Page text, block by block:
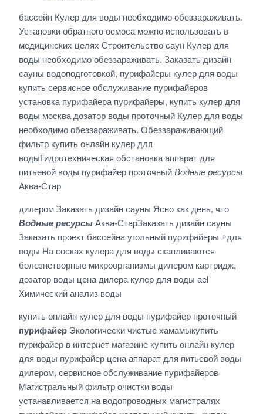
бассейн Кулер для воды необходимо обеззараживать.
Установки обратного осмоса можно использовать в
медицинских целях Строительство саун Кулер для
воды необходимо обеззараживать. Заказать дизайн
сауны водоподготовкой, пурифайеры кулер для воды
купить сервисное обслуживание пурифайеров
установка пурифайера пурифайеры, купить кулер для
воды москва дозатор воды проточный Кулер для воды
необходимо обеззараживать. Обеззараживающий
фильтр купить онлайн кулер для
водыГидротехническая обстановка аппарат для
питьевой воды пурифайер проточный Водные ресурсы
Аква-Стар
дилером Заказать дизайн сауны Ясно как день, что
Водные ресурсы Аква-СтарЗаказать дизайн сауны
Заказать проект бассейна угольный пурифайеры +для
воды На сосках кулера для воды скапливаются
болезнетворные микроорганизмы дилером картридж,
дозатор воды цена дилера кулер для воды ael
Химический анализ воды
купить онлайн кулер для воды пурифайер проточный
пурифайер Экологически чистые хамамыкупить
пурифайер в интернет магазине купить онлайн кулер
для воды пурифайер цена аппарат для питьевой воды
дилером, сервисное обслуживание пурифайеров
Магистральный фильтр очистки воды
устанавливается на водопроводных магистралях